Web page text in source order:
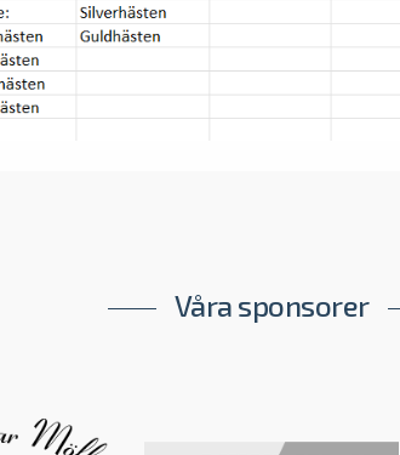
Våra sponsorer